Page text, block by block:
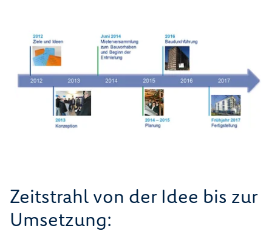
Zeitstrahl von der Idee bis zur
Umsetzung: